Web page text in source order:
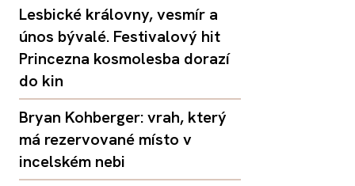
Lesbické královny, vesmír a
únos bývalé. Festivalový hit
Princezna kosmolesba dorazí
do kin
Bryan Kohberger: vrah, který
má rezervované místo v
incelském nebi